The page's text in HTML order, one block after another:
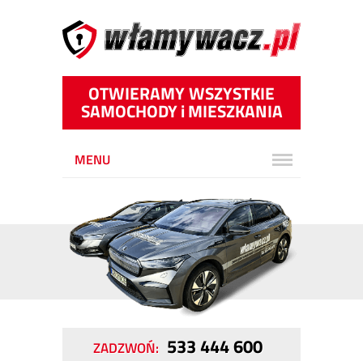
OTWIERAMY WSZYSTKIE
SAMOCHODYiMIESZKANIA
MENU
533 444 600